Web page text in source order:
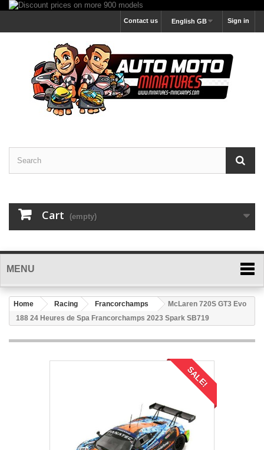
Sign in
English GB
Contact us
Cart (empty)
MENU
Home Racing Francorchamps
McLaren 720S GT3 Evo
188 24 Heures de Spa Francorchamps 2023 Spark SB719
SALE!